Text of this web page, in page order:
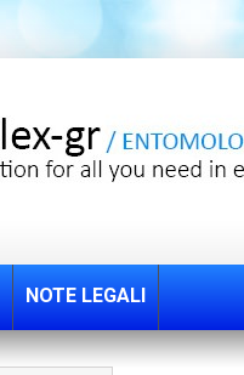
NOTE LEGALI